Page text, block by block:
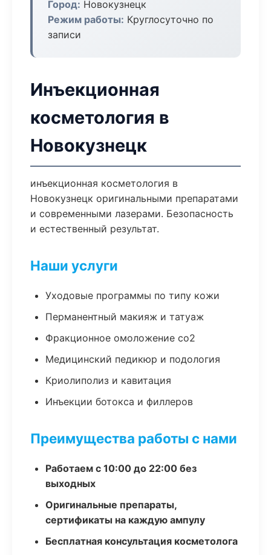
Город: Новокузнецк
Режим работы: Круглосуточно по
записи
Инъекционная
косметология в
Новокузнецк
инъекционная косметология в
Новокузнецк оригинальными препаратами
и современными лазерами. Безопасность
и естественный результат.
Наши услуги
Уходовые программы по типу кожи
Перманентный макияж и татуаж
Фракционное омоложение co2
Медицинский педикюр и подология
Криолиполиз и кавитация
Инъекции ботокса и филлеров
Преимущества работы с нами
Работаем с 10:00 до 22:00 без
выходных
Оригинальные препараты,
сертификаты на каждую ампулу
Бесплатная консультация косметолога